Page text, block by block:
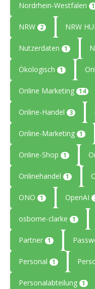
Nordrhein-Westfalen 1
NRW 2 NRW
Nutzerdaten 1
Ökologisch 1
Online Marketing 14
Online-Handel 3
Online-Marketing 1
Online-Shop 1
Onlinehandel 1
ONO 1 OpenAI
osborne-clarke 1
Partner 1
Personal 1
Personalabteilung 1